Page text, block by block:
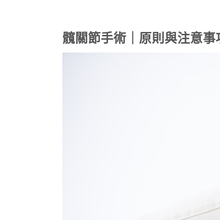
髖關節手術｜原則與注意事